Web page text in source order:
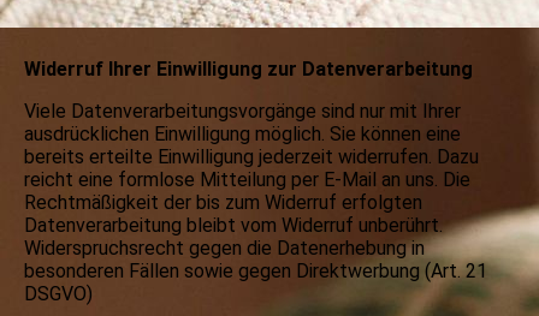
Widerruf Ihrer Einwilligung zur Datenverarbeitung
Viele Datenverarbeitungsvorgänge sind nur mit Ihrer
ausdrücklichen Einwilligung möglich. Sie können eine
bereits erteilte Einwilligung jederzeit widerrufen. Dazu
reicht eine formlose Mitteilung per E-Mail an uns. Die
Rechtmäßigkeit der bis zum Widerruf erfolgten
Datenverarbeitung bleibt vom Widerruf unberührt.
Widerspruchsrecht gegen die Datenerhebung in
besonderen Fällen sowie gegen Direktwerbung (Art. 21
DSGVO)